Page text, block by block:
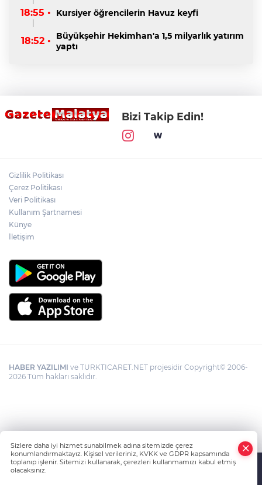
18:55 • Kursiyer öğrencilerin Havuz keyfi
18:52 •
Büyükşehir Hekimhan'a 1,5 milyarlık yatırım
yaptı
Bizi Takip Edin!
Gizlilik Politikası
Çerez Politikası
Veri Politikası
Kullanım Şartnamesi
Künye
İletişim
HABER YAZILIMI ve TURKTICARET.NET projesidir Copyright© 2006-
2026 Tüm hakları saklıdır.
Sizlere daha iyi hizmet sunabilmek adına sitemizde çerez
konumlandırmaktayız. Kişisel verileriniz, KVKK ve GDPR kapsamında
toplanıp işlenir. Sitemizi kullanarak, çerezleri kullanmamızı kabul etmiş
olacaksınız.